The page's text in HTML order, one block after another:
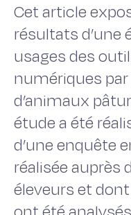
Cet article
résultats d’une
usages des
numériques
d’animaux
étude a été
d’une enquête
réalisée auprès
éleveurs et